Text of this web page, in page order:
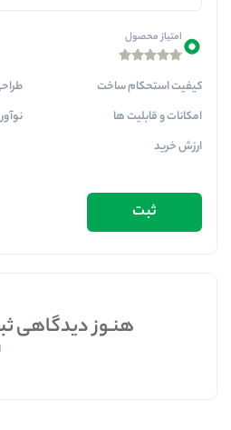
0امتیاز محصول
کیفیت استحکام ساخت
امکانات و قابلیت ها
ارزش خرید
هنـوز دیدگاهی